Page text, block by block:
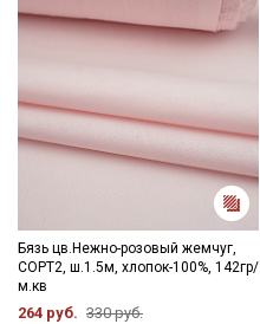
Бязь цв.Нежно-розовый жемчуг,
СОРТ2, ш.1.5м, хлопок-100%, 142гр/
м.кв
264 руб. 330 руб.